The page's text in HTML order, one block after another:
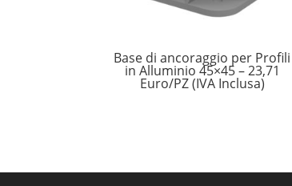
Base di ancoraggio per Profili
in Alluminio 45×45 – 23,71
Euro/PZ (IVA Inclusa)